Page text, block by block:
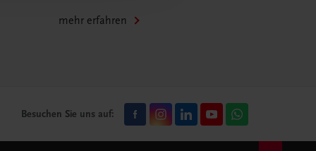
mehr erfahren
Besuchen Sie uns auf: